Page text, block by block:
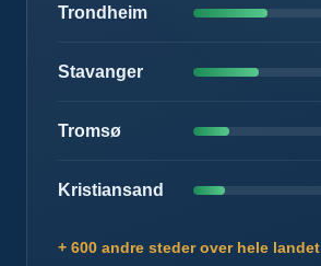
Trondheim
Stavanger
Tromsø
Kristiansand
+ 600 andre steder over hele landet